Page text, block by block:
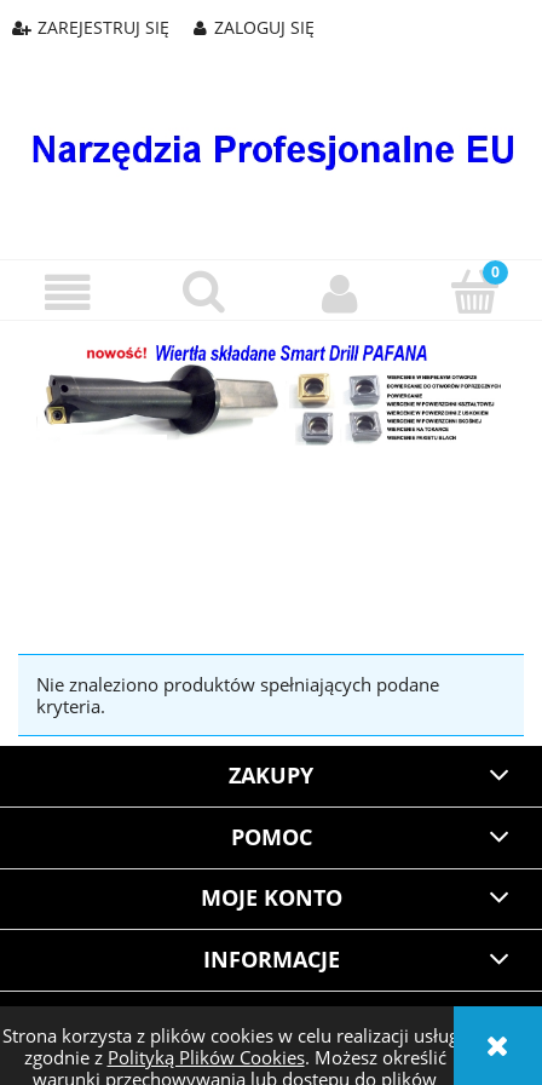
Strona korzysta z plików cookies w celu realizacji usług i
zgodnie z Polityką Plików Cookies. Możesz określić
warunki przechowywania lub dostępu do plików
ZAREJESTRUJ SIĘ ZALOGUJ SIĘ
Nie znaleziono produktów spełniających podane
kryteria.
ZAKUPY
POMOC
MOJE KONTO
INFORMACJE
POKAŻ PEŁNĄ WERSJĘ STRONY